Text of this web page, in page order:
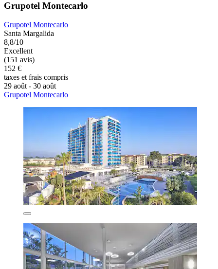
Grupotel Montecarlo
Grupotel Montecarlo
Santa Margalida
8,8/10
Excellent
(151 avis)
152 €
taxes et frais compris
29 août - 30 août
Grupotel Montecarlo